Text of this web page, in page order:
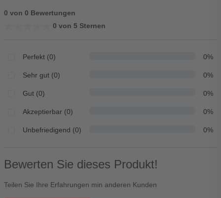
0 von 0 Bewertungen
0 von 5 Sternen
Perfekt (0) 0%
Sehr gut (0) 0%
Gut (0) 0%
Akzeptierbar (0) 0%
Unbefriedigend (0) 0%
Bewerten Sie dieses Produkt!
Teilen Sie Ihre Erfahrungen min anderen Kunden